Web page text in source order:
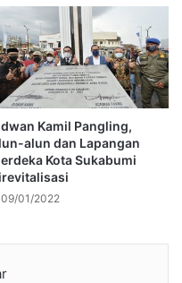
Kamil Pangling,
alun dan Lapangan
Kota Sukabumi
09/01/2022